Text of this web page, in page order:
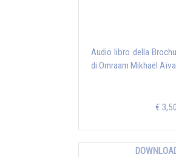
Audio libro della
di Omraam Mikhaël
€ 3,50